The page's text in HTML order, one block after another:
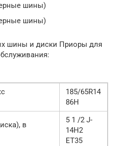
шины)
шины)
шины и диски Приоры для
185/65R14
86H
в
5 1 /2 J-
14H2
ET35